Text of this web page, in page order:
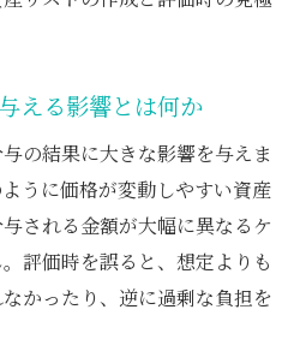
える影響とは何か
の結果に大きな影響を与えま
うに価格が変動しやすい資産
される金額が大幅に異なるケ
評価時を誤ると、想定よりも
かったり、逆に過剰な負担を